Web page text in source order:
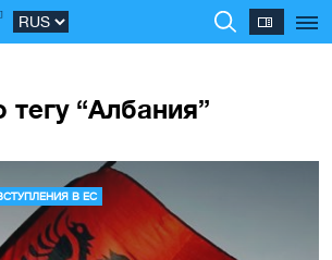
“Албания”
В ЕС